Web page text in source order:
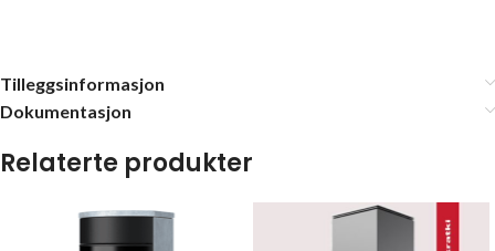
Tilleggsinformasjon
Dokumentasjon
Relaterte produkter